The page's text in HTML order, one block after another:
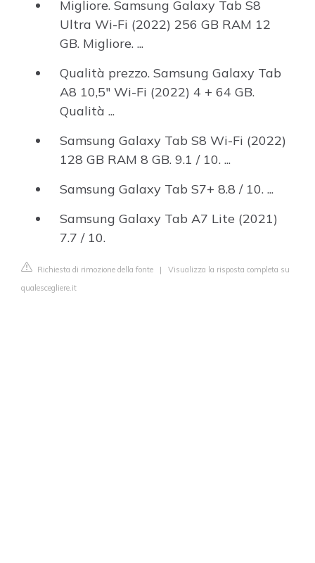
Migliore. Samsung Galaxy Tab S8
Ultra Wi-Fi (2022) 256 GB RAM 12
GB. Migliore. ...
Qualità prezzo. Samsung Galaxy Tab
A8 10,5" Wi-Fi (2022) 4 + 64 GB.
Qualità ...
Samsung Galaxy Tab S8 Wi-Fi (2022)
128 GB RAM 8 GB. 9.1 / 10. ...
Samsung Galaxy Tab S7+ 8.8 / 10. ...
Samsung Galaxy Tab A7 Lite (2021)
7.7 / 10.
Richiesta di rimozione della fonte | Visualizza la risposta completa su
qualescegliere.it